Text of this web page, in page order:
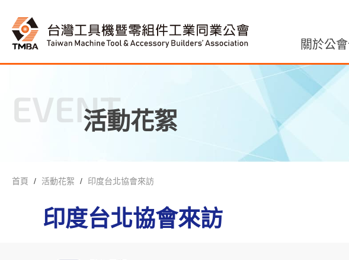
關於公會
EVENT活動花絮
首頁 活動花絮 印度台北協會來訪
印度台北協會來訪